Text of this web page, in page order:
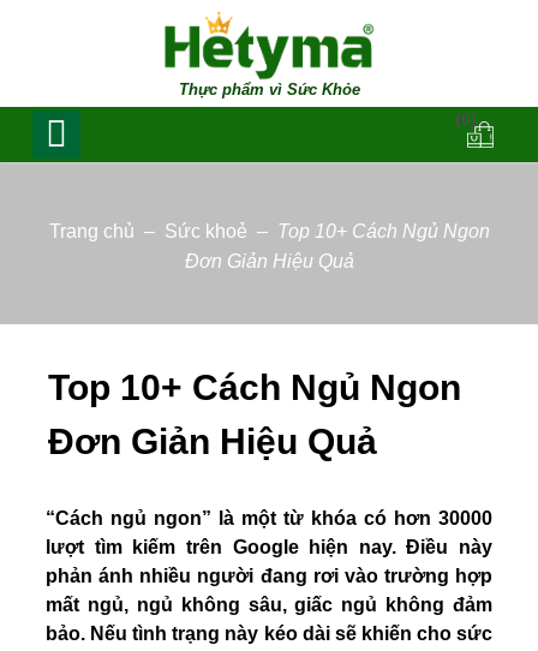
Thực phẩm vì Sức Khỏe
(0)
Trang chủ – Sức khoẻ – Top 10+ Cách Ngủ Ngon
Đơn Giản Hiệu Quả
Top 10+ Cách Ngủ Ngon
Đơn Giản Hiệu Quả
“Cách ngủ ngon” là một từ khóa có hơn 30000
lượt tìm kiếm trên Google hiện nay. Điều này
phản ánh nhiều người đang rơi vào trường hợp
mất ngủ, ngủ không sâu, giấc ngủ không đảm
bảo. Nếu tình trạng này kéo dài sẽ khiến cho sức